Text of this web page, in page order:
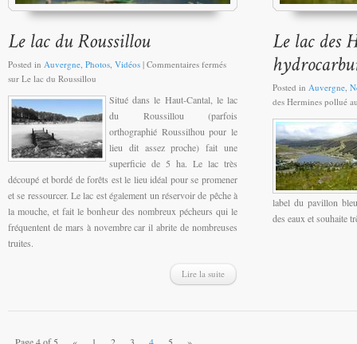
Posted in Auvergne Photos Vidéos | Commentaires fermés
sur Le lac du Roussillou
Situé dans le Haut-Cantal, le lac
du Roussillou (parfois
orthographié Roussilhou pour le
lieu dit assez proche) fait une
superficie de 5 ha. Le lac très
découpé et bordé de forêts est le lieu idéal pour se promener
et se ressourcer. Le lac est également un réservoir de pêche à
la mouche, et fait le bonheur des nombreux pécheurs qui le
fréquentent de mars à novembre caril abrite de nombreuses
truites.
Lire la suite
Posted in Auvergne
des Hermines pollué
label du pavillon
des eaux et souhaite